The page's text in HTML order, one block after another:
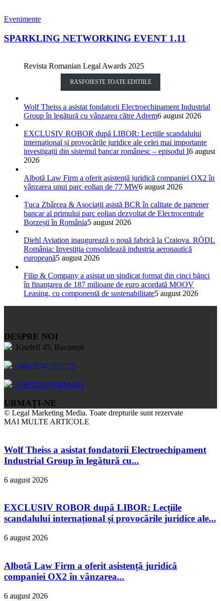
Evenimente
SPARKLING NETWORKING EVENT 1.11
Revista Romanian Legal Awards 2025
RASFOIESTE TOATE EDITIILE
Wolf Theiss a asistat fondatorii Electroechipament Industrial
Group în legătură cu vânzarea către Adrem6 august 2026
EXCLUSIV ROBOR după LIBOR: Lecțiile scandalului
internațional și provocările juridice ale celei mai importante
investigații din sistemul bancar românesc – episodul I6 august
2026
Albotă Law Firm a oferit asistență juridică companiei OX2 în
vânzarea unui parc eolian de 77 MW6 august 2026
Țuca Zbârcea & Asociații asistă BCR în calitate de partener
bancar al primului parc eolian dezvoltat de Electrocentrale
Borzești în România5 august 2026
Diehl Aviation inaugurează o nouă fabrică la Craiova. RÖDL
România: Investiția consolidează industria aeronautică
europeană5 august 2026
Filip & Company a asistat un sindicat format din cinci bănci
în finanțarea de 187 milioane de euro acordată MOOV
Leasing, cu componentă de sustenabilitate5 august 2026
DESPRE NOI
Kiseleff 45, București
+(40) 0747 577 775
OFFICE@LHM.RO
URMAȚI-NE
© Legal Marketing Media. Toate drepturile sunt rezervate
MAI MULTE ARTICOLE
Wolf Theiss a asistat fondatorii Electroechipament
Industrial Group în legătură cu...
6 august 2026
EXCLUSIV ROBOR după LIBOR: Lecțiile
scandalului internațional și provocările juridice ale...
6 august 2026
Albotă Law Firm a oferit asistență juridică
companiei OX2 în vânzarea...
6 august 2026